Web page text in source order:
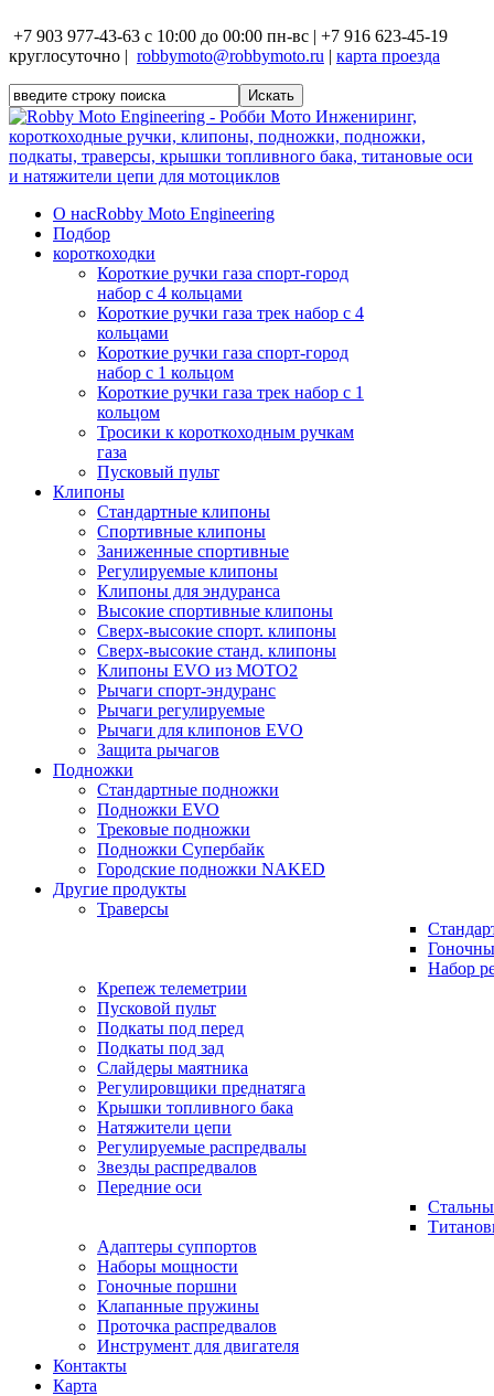
+7 903 977-43-63 с 10:00 до 00:00 пн-вс | +7 916 623-45-19
круглосуточно | robbymoto@robbymoto.ru | карта проезда
О насRobby Moto Engineering
Подбор
короткоходки
Короткие ручки газа спорт-город
набор с 4 кольцами
Короткие ручки газа трек набор с 4
кольцами
Короткие ручки газа спорт-город
набор с 1 кольцом
Короткие ручки газа трек набор с 1
кольцом
Тросики к короткоходным ручкам
газа
Пусковый пульт
Клипоны
Стандартные клипоны
Спортивные клипоны
Заниженные спортивные
Регулируемые клипоны
Клипоны для эндуранса
Высокие спортивные клипоны
Сверх-высокие спорт. клипоны
Сверх-высокие станд. клипоны
Клипоны EVO из MOTO2
Рычаги спорт-эндуранс
Рычаги регулируемые
Рычаги для клипонов EVO
Защита рычагов
Подножки
Стандартные подножки
Подножки EVO
Трековые подножки
Подножки Супербайк
Городские подножки NAKED
Другие продукты
Траверсы
Набор
Крепеж телеметрии
Пусковой пульт
Подкаты под перед
Подкаты под зад
Слайдеры маятника
Регулировщики преднатяга
Крышки топливного бака
Натяжители цепи
Регулируемые распредвалы
Звезды распредвалов
Передние оси
Адаптеры суппортов
Наборы мощности
Гоночные поршни
Клапанные пружины
Проточка распредвалов
Инструмент для двигателя
Контакты
Карта